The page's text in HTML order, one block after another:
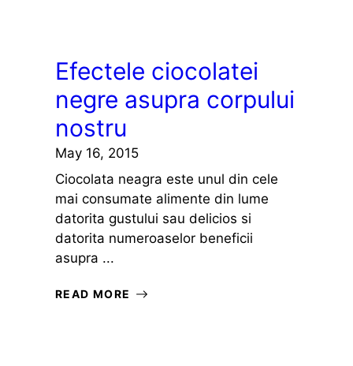
Efectele ciocolatei
negre asupra corpului
nostru
May 16, 2015
Ciocolata neagra este unul din cele
mai consumate alimente din lume
datorita gustului sau delicios si
datorita numeroaselor beneficii
asupra ...
READ MORE